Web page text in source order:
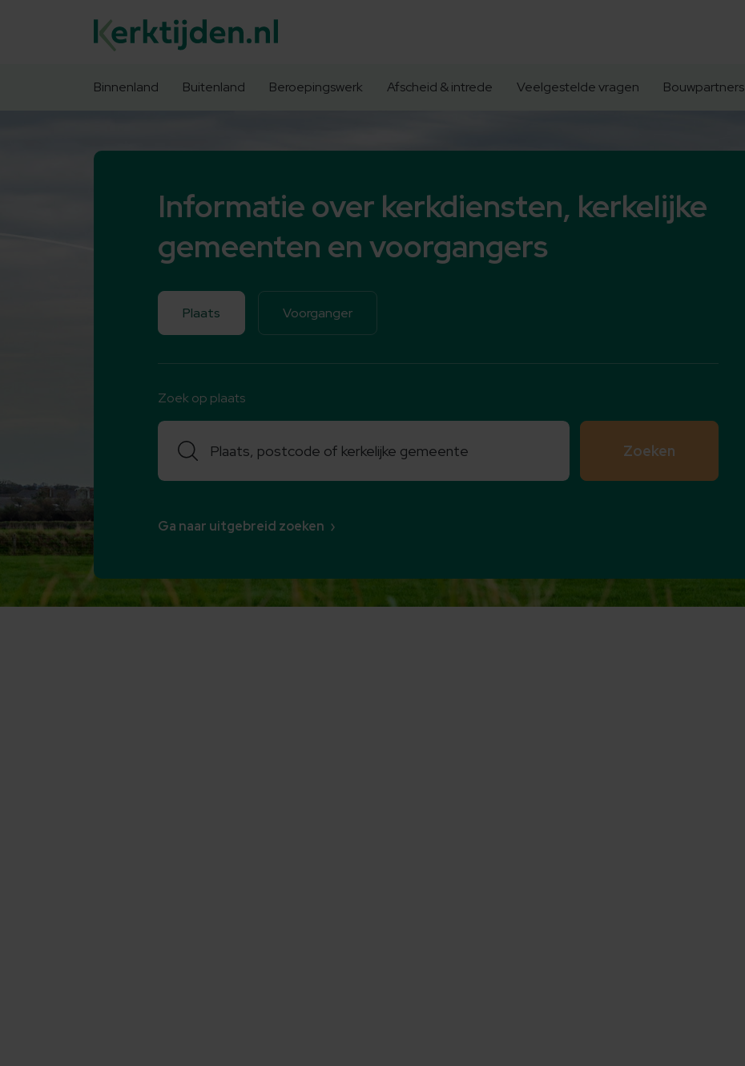
Binnenland Buitenland Beroepingswerk Afscheid & intrede Veelgestelde vragen Bouwpartners
Informatie over kerkdiensten, kerkelijke
gemeenten en voorgangers
Plaats Voorganger
Zoek op plaats
Zoeken
Zoeken
Ga naar uitgebreid zoeken